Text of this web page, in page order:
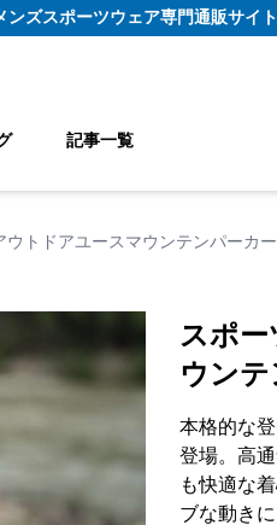
ンズスポーツウェア専門通販サイト
記事一覧
ウトドアユースマウンテンパーカー
スポ
ウン
本格的な
登場。高
も快適な
ブな動き